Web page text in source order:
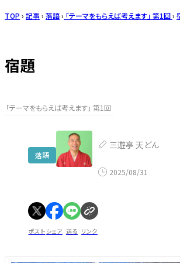
TOP › 記事 › 落語› 「テーマをもらえば考えます」 第1回›
宿題
「テーマをもらえば考えます」 第1回
落語
三遊亭 天どん
2025/08/31
ポスト シェア 送る リンク